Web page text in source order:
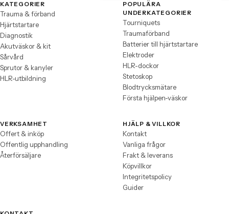
Sidfot
KATEGORIER
Trauma & förband
Hjärtstartare
Diagnostik
Akutväskor & kit
Sårvård
Sprutor & kanyler
HLR-utbildning
POPULÄRA
UNDERKATEGORIER
Tourniquets
Traumaförband
Batterier till hjärtstartare
Elektroder
HLR-dockor
Stetoskop
Blodtrycksmätare
Första hjälpen-väskor
VERKSAMHET
Offert & inköp
Offentlig upphandling
Återförsäljare
HJÄLP & VILLKOR
Kontakt
Vanliga frågor
Frakt & leverans
Köpvillkor
Integritetspolicy
Guider